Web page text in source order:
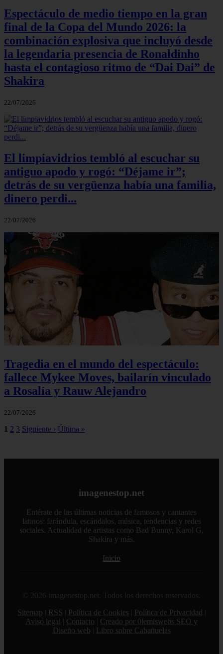
Espectáculo de medio tiempo en la gran
final de la Copa del Mundo 2026: la
combinación explosiva que incluyó desde
la legendaria presencia de Ronaldinho
hasta el contagioso ritmo de “Dai Dai” de
Shakira
22/07/2026
El limpiavidrios tembló al escuchar su
antiguo apodo y rogó: “Déjame ir”;
detrás de su vergüenza había una familia,
dinero perdi...
22/07/2026
Tragedia en el mundo del espectáculo:
fallece Mykee Moves, bailarín vinculado
a Rosalía y Rauw Alejandro
22/07/2026
1 2 3 Siguiente › Última »
imagenestop.net
Entérate de las últimas noticias de famosos y cantantes
latinos: farándula, escándalos, música, tendencias y redes
sociales. Actualidad de artistas como Bad Bunny, Karol G,
Shakira y más.
Inicio
© 2026 imagenestop.net. Todos los derechos reservados.
Sitemap
RSS Política de Cookies Política de Privacidad
Aviso legal
Contacto
Creado por 0lemiswebs SEO y
Diseño web
Libro sobre Cabañuelas